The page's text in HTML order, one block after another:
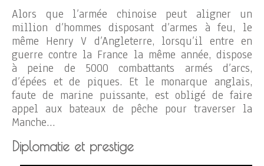
Alors que l’armée chinoise peut aligner un
million d’hommes disposant d’armes à feu, le
même Henry V d’Angleterre, lorsqu’il entre en
guerre contre la France la même année, dispose
à peine de 5000 combattants armés d’arcs,
d’épées et de piques. Et le monarque anglais,
faute de marine puissante, est obligé de faire
appel aux bateaux de pêche pour traverser la
Manche…
Diplomatie et prestige